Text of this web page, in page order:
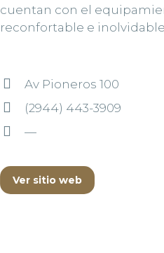
cuentan con el
reconfortable e
Av Pioneros 100
(2944) 443-3909
—
Ver sitio web